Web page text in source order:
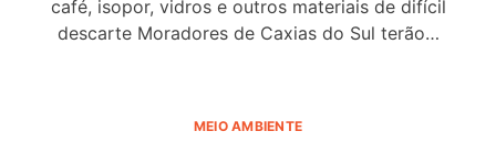
café, isopor, vidros e outros materiais de difícil
descarte Moradores de Caxias do Sul terão…
MEIO AMBIENTE